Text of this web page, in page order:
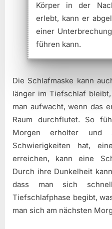
Körper in der
erlebt, kann er
einer
führen kann.
Die Schlafmaske kann
länger im Tiefschlaf
man aufwacht, wenn das
Raum durchflutet. So
Morgen erholter und
Schwierigkeiten hat,
erreichen, kann eine
Durch ihre Dunkelheit
dass man sich
Tiefschlafphase begibt,
man sich am nächsten